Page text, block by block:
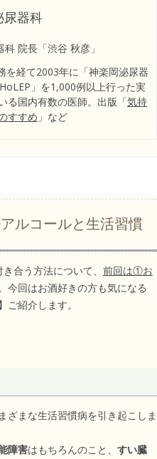
尿器科
科 院長「渋谷 秋彦」
を経て2003年に「神楽岡泌尿器
」を1,000例以上行った実
る国内有数の医師。出版「気持
すすめ 」など
ルコールと生活習慣
合う方法について、 前回は①お
今回はお酒好きの方も気になる
ご紹介します。
ざまな生活習慣病を引き起こしま
障害はもちろんのこと、 すい臓